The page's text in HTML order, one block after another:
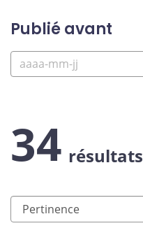
Publié avant
34 résultats